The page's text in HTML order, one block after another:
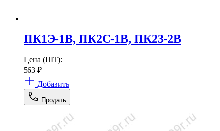
ПК1Э-1В, ПК2С-1В, ПК23-2В
Цена (ШТ):
563 ₽
Добавить
Продать